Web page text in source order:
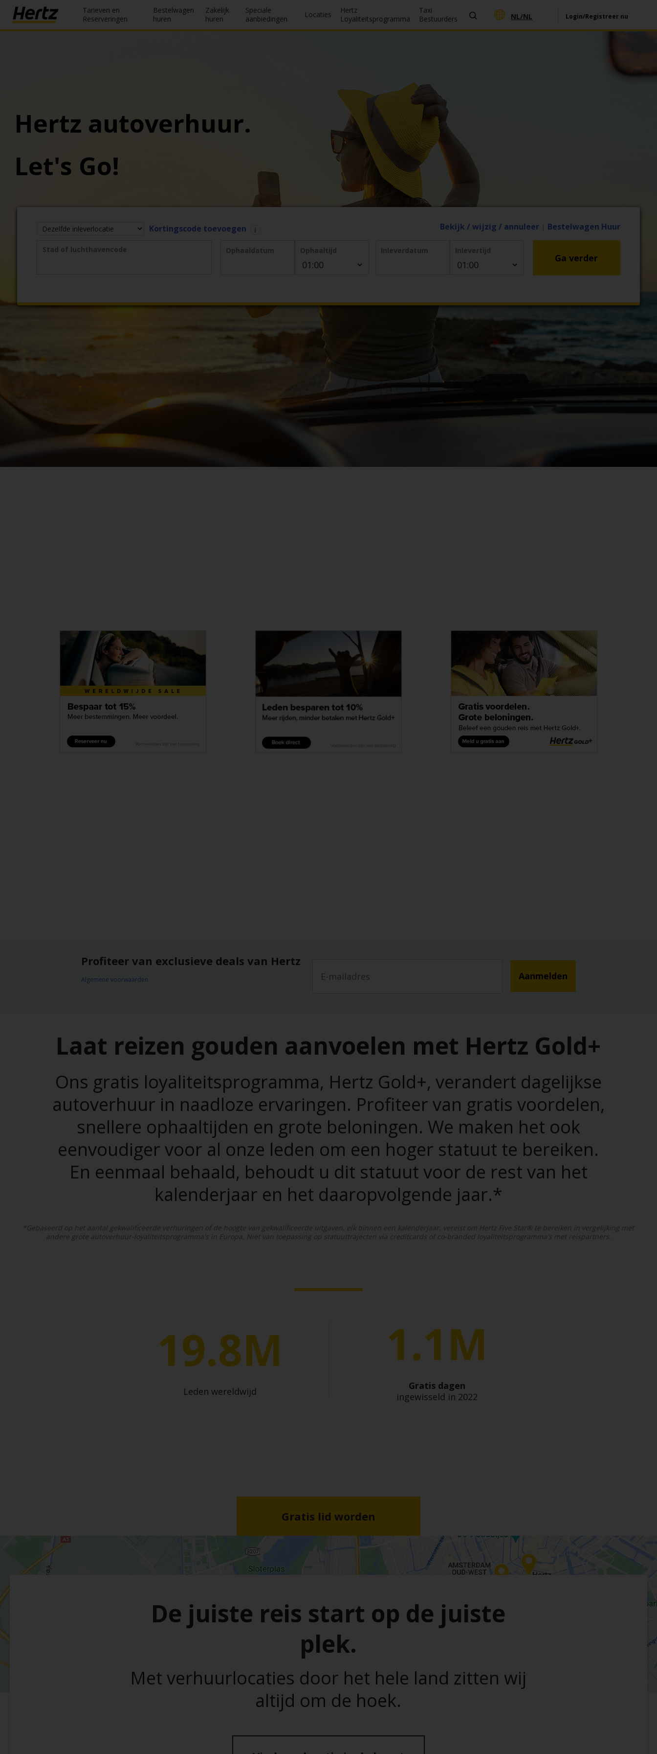
Tarieven en
Reserveringen
Bestelwagen
huren
Zakelijk
huren
Speciale
aanbiedingen
Locaties
Hertz
Loyaliteitsprogramma
Taxi
Bestuurders
NL/NL Login/Registreer nu
Menu
aanbiedingen
Overview
Bestelwagen
Locaties
Hertz autoverhuur.
Let's Go!
Kortingscode toevoegen Bekijk / wijzig / annuleer Bestelwagen Huur
Stad of luchthavencode Ophaaldatum Ophaaltijd Inleverdatum Inlevertijd
Ga verder
Profiteer van exclusieve deals van Hertz
Algemene voorwaarden Aanmelden
Laat reizen gouden aanvoelen met Hertz Gold+
Ons gratis loyaliteitsprogramma, Hertz Gold+, verandert dagelijkse
autoverhuur in naadloze ervaringen. Profiteer van gratis voordelen,
snellere ophaaltijden en grote beloningen. We maken het ook
eenvoudiger voor al onze leden om een hoger statuut te bereiken.
En eenmaal behaald, behoudt u dit statuut voor de rest van het
kalenderjaar en het daaropvolgende jaar.*
*Gebaseerd op het aantal gekwalificeerde verhuringen of de hoogte van gekwalificeerde uitgaven, elk binnen een kalenderjaar, vereist om Hertz Five Star® te bereiken in vergelijking met
andere grote autoverhuur-loyaliteitsprogramma's in Europa. Niet van toepassing op statuuttrajecten via creditcards of co-branded loyaliteitsprogramma's met reispartners.
19.8M
Leden wereldwijd
1.1M
Gratis dagen
ingewisseld in 2022
Gratis lid worden
De juiste reis start op de juiste
plek.
Met verhuurlocaties door het hele land zitten wij
altijd om de hoek.